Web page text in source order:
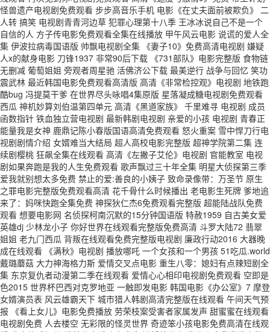
怪兽遗产电视剧免费观看 步步高音乐手机 电影《在丈夫面前被欺负》 二
人转 搞笑 电视剧青青河边草 犯罪心理第十八季 王冰冰说自己不是一个
自信的人 方子传电影免费观看全集在线播放 甲午风云电影 说谎的爱人全
集 伊波拉病毒国语版 帅飘电视剧全集 《妻子10》免费高清电视剧 嫌疑
人x的献身电影 刀锋1937 非常90后下载 《731部队》电影完整版 食物链
无删减 葡萄姐姐 旁观者周星驰 活佛济公下载 最美逆行 战争与回忆 笑功
震武林 最近韩国电影免费观看高清版 高清《非常检控观》电视剧 地铁跑
酷bug 冯提莫干爹 在世界尽头咏唱4集原版 星落凝成糖电视剧免费观看
西瓜 神机妙算刘伯温第四单元 高清《黑道家族》 千里难寻 电视剧 成员
函数指针 铁血独立营电视剧 最新韩剧电视剧 亲爱的小孩 电视剧 青春正
能量我是女神 鹿鼎记陈小春版国语高清免费观看 怒火重案 雪中悍刀行电
视剧剧情介绍 女婿难当大结局 超人高校电影完整版 超神学院第二集 连
续剧樱桃 狂飙全集在线观看 高清《左撇子艾伦》电视剧 官能教室 电视
剧如果奔跑是我的人生免费观看 歌声飘过三十年全集 明星大侦探第三季
爱我就别想太多免费 禁止的爱:善良的小姨子 致命录像带：万圣节 原生
之罪电影完整版免费观看高清 花千骨什么时候播出 老电影生死牌 爹地追
来了：妈咪快跑全集免费 神探狄仁杰6免费观看完整版 超能陆战队免费
观看 想要电影网 名侦探柯南沉默的15分钟国语版 特赦1959 自古美女爱
英雄dj 少林龙小子 你好世界在线观看完整版免费高清 斗罗大陆72 翡翠
姐姐 老九门西瓜 背叛在线观看免费完整版电视剧 廉政行动2016 大器晚
成在线观看 《满秋》电视剧 播放哪吒 一个女孩和一个男孩 51吃瓜.world
戴璐蘑菇 大力神海格力斯 爱情交叉点电影 重生八零：媳妇有点辣短剧全
集 东京复仇者动漫第二季在线观看 爱情心心相印电视剧免费观看 空即是
色2015 世界杯巴西对克罗地亚 一触即发电影 韩国电影《办公室》7 摩登
女婿演员表 风云雄霸天下 城市猎人韩剧高清完整版在线观看 午间天气预
报 《看上女儿》电影免费播放 劳荣枝案受害者家属发声 甜蜜蜜在线观看
电视剧免费 人去楼空 无彩限的怪灵世界 奇迹笨小孩电影免费高清在线观